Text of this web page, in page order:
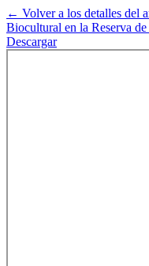
← Volver a los detalles del
Biocultural en la Reserva
Descargar